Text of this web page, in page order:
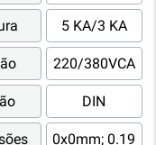
5 KA/3 KA
220/380VCA
DIN
0x0mm; 0.19